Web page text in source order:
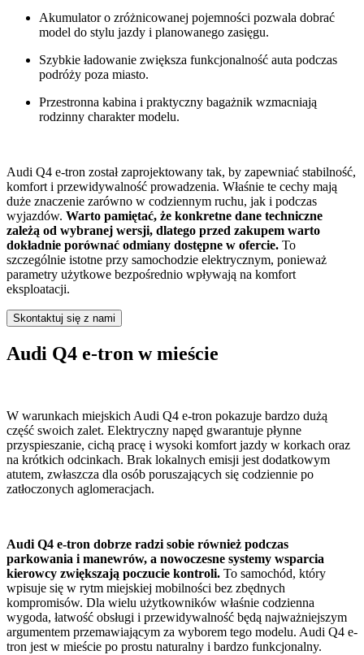
Akumulator o zróżnicowanej pojemności pozwala dobrać
model do stylu jazdy i planowanego zasięgu.
Szybkie ładowanie zwiększa funkcjonalność auta podczas
podróży poza miasto.
Przestronna kabina i praktyczny bagażnik wzmacniają
rodzinny charakter modelu.
Audi Q4 e-tron został zaprojektowany tak, by zapewniać stabilność,
komfort i przewidywalność prowadzenia. Właśnie te cechy mają
duże znaczenie zarówno w codziennym ruchu, jak i podczas
wyjazdów. Warto pamiętać, że konkretne dane techniczne
zależą od wybranej wersji, dlatego przed zakupem warto
dokładnie porównać odmiany dostępne w ofercie. To
szczególnie istotne przy samochodzie elektrycznym, ponieważ
parametry użytkowe bezpośrednio wpływają na komfort
eksploatacji.
Skontaktuj się z nami
Audi Q4 e-tron w mieście
W warunkach miejskich Audi Q4 e-tron pokazuje bardzo dużą
część swoich zalet. Elektryczny napęd gwarantuje płynne
przyspieszanie, cichą pracę i wysoki komfort jazdy w korkach oraz
na krótkich odcinkach. Brak lokalnych emisji jest dodatkowym
atutem, zwłaszcza dla osób poruszających się codziennie po
zatłoczonych aglomeracjach.
Audi Q4 e-tron dobrze radzi sobie również podczas
parkowania i manewrów, a nowoczesne systemy wsparcia
kierowcy zwiększają poczucie kontroli. To samochód, który
wpisuje się w rytm miejskiej mobilności bez zbędnych
kompromisów. Dla wielu użytkowników właśnie codzienna
wygoda, łatwość obsługi i przewidywalność będą najważniejszym
argumentem przemawiającym za wyborem tego modelu. Audi Q4 e-
tron jest w mieście po prostu naturalny i bardzo funkcjonalny.